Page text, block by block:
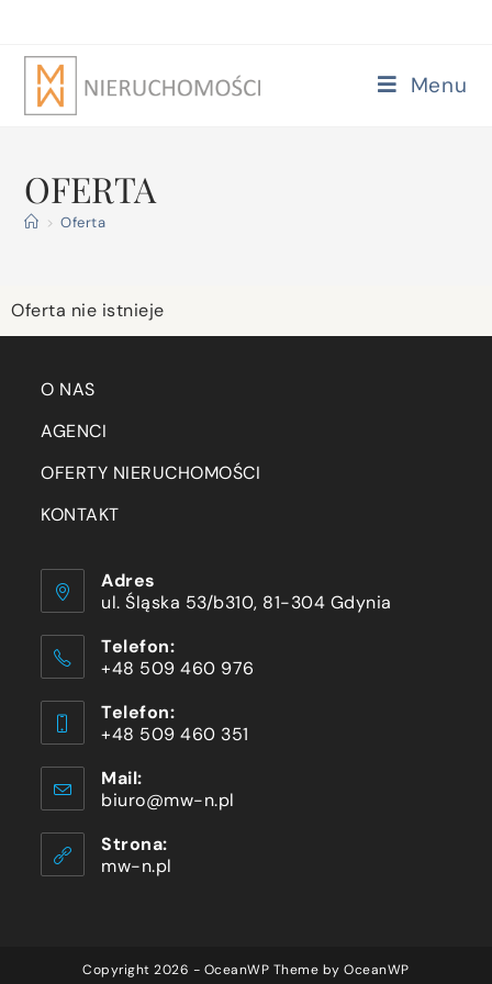
Menu
OFERTA
> Oferta
Oferta nie istnieje
O NAS
AGENCI
OFERTY NIERUCHOMOŚCI
KONTAKT
Adres
ul. Śląska 53/b310, 81-304 Gdynia
Telefon:
+48 509 460 976
Telefon:
+48 509 460 351
Mail:
biuro@mw-n.pl
Strona:
mw-n.pl
Copyright 2026 - OceanWP Theme by OceanWP